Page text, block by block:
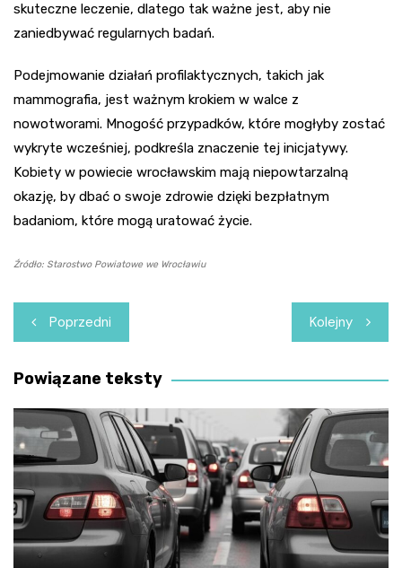
skuteczne leczenie, dlatego tak ważne jest, aby nie
zaniedbywać regularnych badań.
Podejmowanie działań profilaktycznych, takich jak
mammografia, jest ważnym krokiem w walce z
nowotworami. Mnogość przypadków, które mogłyby zostać
wykryte wcześniej, podkreśla znaczenie tej inicjatywy.
Kobiety w powiecie wrocławskim mają niepowtarzalną
okazję, by dbać o swoje zdrowie dzięki bezpłatnym
badaniom, które mogą uratować życie.
Źródło: Starostwo Powiatowe we Wrocławiu
Nawigacja
wpisu
Poprzedni Kolejny
Powiązane teksty